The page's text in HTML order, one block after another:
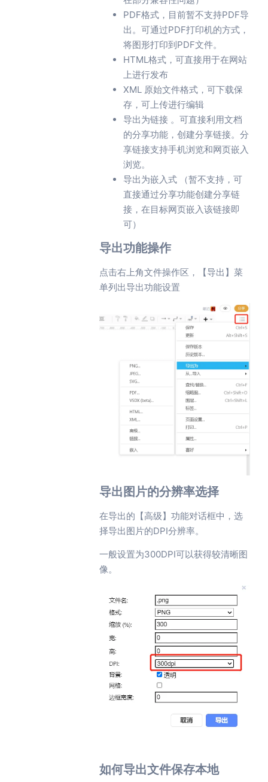
PDF格式，目前暂不支持PDF导
出。可通过PDF打印机的方式，
将图形打印到PDF文件。
HTML格式，可直接用于在网站
上进行发布
XML 原始文件格式，可下载保
存，可上传进行编辑
导出为链接 。可直接利用文档
的分享功能，创建分享链接。分
享链接支持手机浏览和网页嵌入
浏览。
导出为嵌入式 （暂不支持，可
直接通过分享功能创建分享链
接，在目标网页嵌入该链接即
可）
导出功能操作
点击右上角文件操作区，【导出】菜
单列出导出功能设置
导出图片的分辨率选择
在导出的【高级】功能对话框中，选
择导出图片的DPI分辨率。
一般设置为300DPI可以获得较清晰图
像。
如何导出文件保存本地